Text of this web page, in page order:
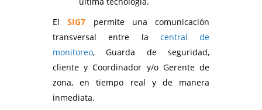
ElSIG7 permite una comunicación
transversal entre la central de
monitoreo, Guarda de seguridad,
cliente y Coordinador y/o Gerente de
zona, en tiempo real y de manera
inmediata.